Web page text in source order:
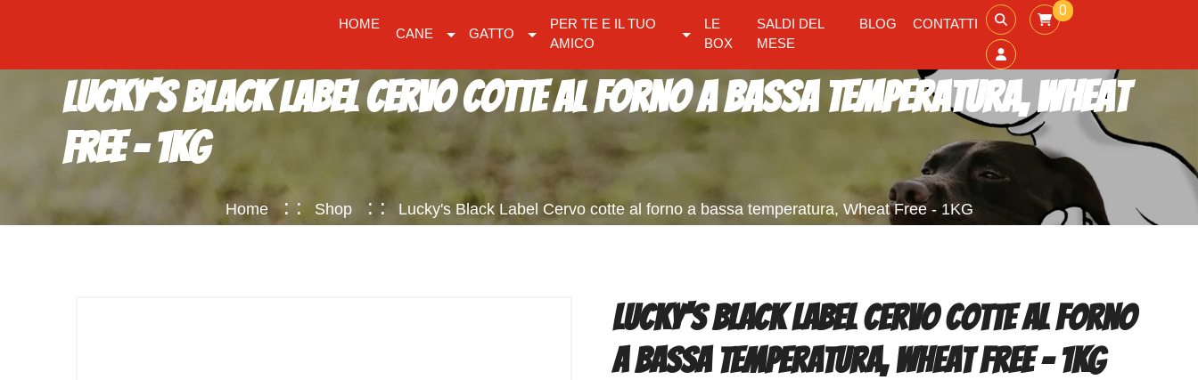
HOME
CANE GATTO
PER TE E IL TUO
AMICO
LE
BOX
SALDI DEL
MESE
BLOG CONTATTI
0
Lucky's Black Label Cervo cotte al forno a bassa temperatura, Wheat
Free - 1KG
Home Shop Lucky's Black Label Cervo cotte al forno a bassa temperatura, Wheat Free - 1KG
Lucky's Black Label Cervo cotte al forno
a bassa temperatura, Wheat Free - 1KG